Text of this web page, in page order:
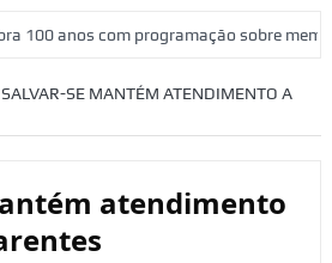
sobre memória, educação e
SALVAR-SE MANTÉM ATENDIMENTO A
atendimento